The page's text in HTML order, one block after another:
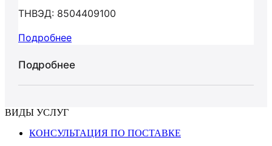
ТНВЭД: 8504409100
Подробнее
Подробнее
ВИДЫ УСЛУГ
КОНСУЛЬТАЦИЯ ПО ПОСТАВКЕ